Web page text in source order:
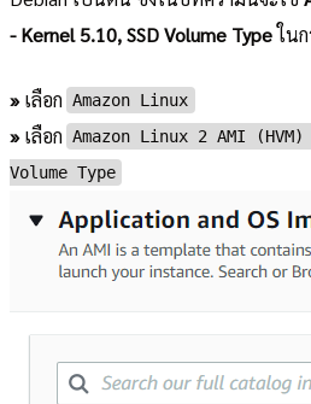
- Kernel 5.10, SSD Volume Typeใน
»เลือก Amazon Linux
»เลือก Amazon Linux 2 AMI
Volume Type